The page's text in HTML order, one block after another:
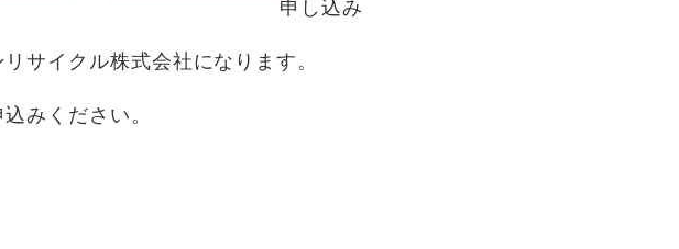
申し込み
サイクル株式会社になります。
みください。